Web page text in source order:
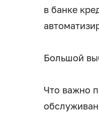
в банке
Большой
Что важно